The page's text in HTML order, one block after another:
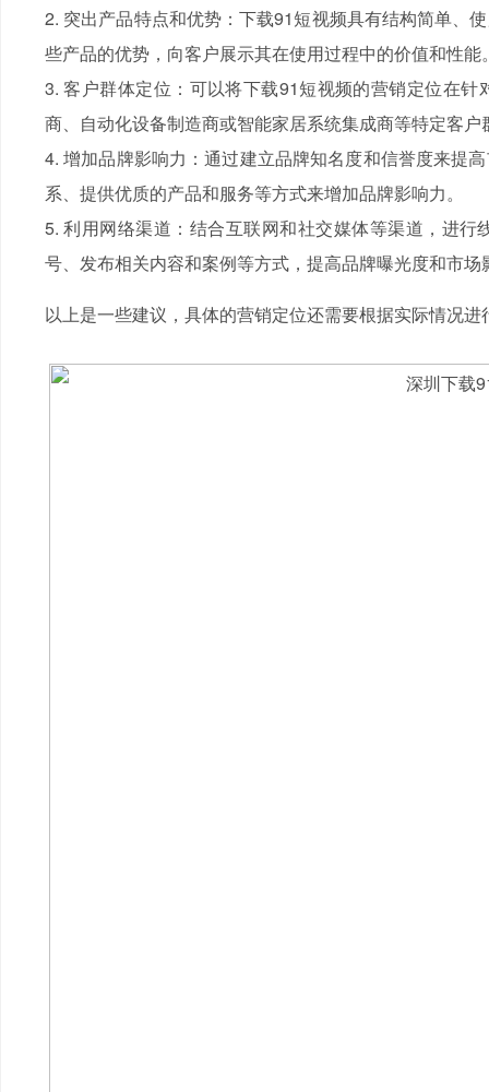
2. 突出产品特点和优势：下载91短视频具有结构简单、
些产品的优势，向客户展示其在使用过程中的价值和性能
3. 客户群体定位：可以将下载91短视频的营销定位在
商、自动化设备制造商或智能家居系统集成商等特定客户
4. 增加品牌影响力：通过建立品牌知名度和信誉度来提
系、提供优质的产品和服务等方式来增加品牌影响力。
5. 利用网络渠道：结合互联网和社交媒体等渠道，进
号、发布相关内容和案例等方式，提高品牌曝光度和市场
以上是一些建议，具体的营销定位还需要根据实际情况进